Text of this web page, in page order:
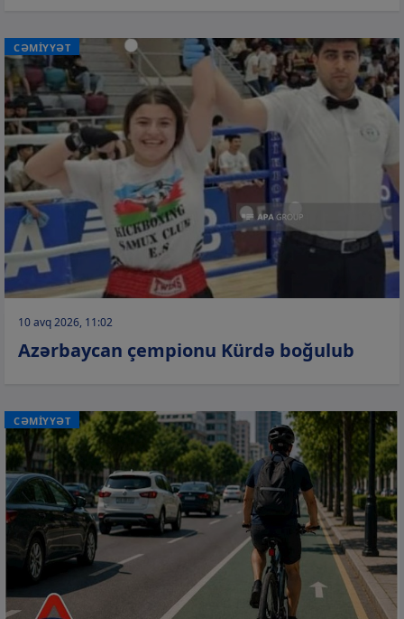
CƏMİYYƏT
10 avq 2026, 11:02
Azərbaycan çempionu Kürdə boğulub
CƏMİYYƏT